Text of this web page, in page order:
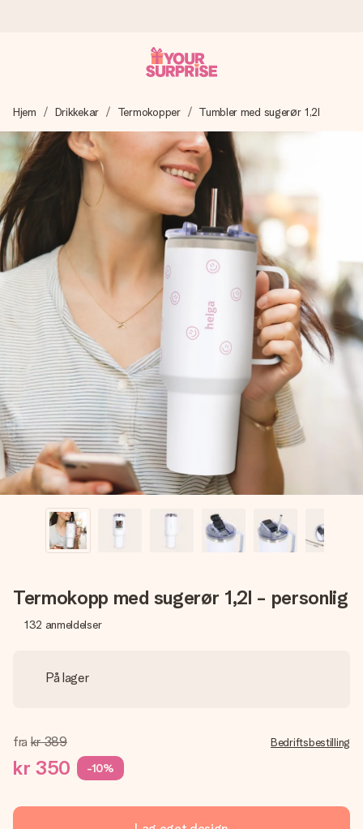
Vi lager dine gaver med omtanke og sender den avgårde så
raskt som mulig - slik at du kan gi gaven i tide, når den betyr
aller mest.
4,5 (basert på +15 000 anmeldelser)
Gavene våre inspirerer. Kundene gir oss 4,5 på Google
Reviews.
Gratis kort med hilsen
Lag noe unikt med bare noen få steg - med hennes navn,
et bilde av dere eller en beskjed som virkelig berører
hjertet. Ikke noe tull, bare masse kjærlighet i øyeblikket.
Hjem Drikkekar Termokopper Tumbler med sugerør 1,2l
Termokopp med sugerør 1,2l - personlig
132 anmeldelser
På lager
fra kr 389
kr 350 -10%
Bedriftsbestilling